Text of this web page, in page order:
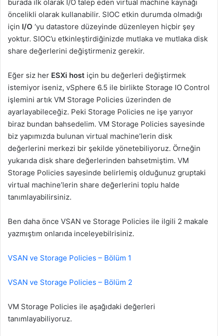
burada ilk olarak I/O talep eden virtual machine kaynağı
öncelikli olarak kullanabilir. SIOC etkin durumda olmadığı
için I/O ‘yu datastore düzeyinde düzenleyen hiçbir şey
yoktur. SIOC’u etkinleştirdiğinizde mutlaka ve mutlaka disk
share değerlerini değiştirmeniz gerekir.
Eğer siz her ESXi host için bu değerleri değiştirmek
istemiyor iseniz, vSphere 6.5 ile birlikte Storage IO Control
işlemini artık VM Storage Policies üzerinden de
ayarlayabileceğiz. Peki Storage Policies ne işe yarıyor
biraz bundan bahsedelim. VM Storage Policies sayesinde
biz yapımızda bulunan virtual machine’lerin disk
değerlerini merkezi bir şekilde yönetebiliyoruz. Örneğin
yukarıda disk share değerlerinden bahsetmiştim. VM
Storage Policies sayesinde belirlemiş olduğunuz gruptaki
virtual machine’lerin share değerlerini toplu halde
tanımlayabilirsiniz.
Ben daha önce VSAN ve Storage Policies ile ilgili 2 makale
yazmıştım onlarıda inceleyebilrisiniz.
VSAN ve Storage Policies – Bölüm 1
VSAN ve Storage Policies – Bölüm 2
VM Storage Policies ile aşağıdaki değerleri
tanımlayabiliyoruz.